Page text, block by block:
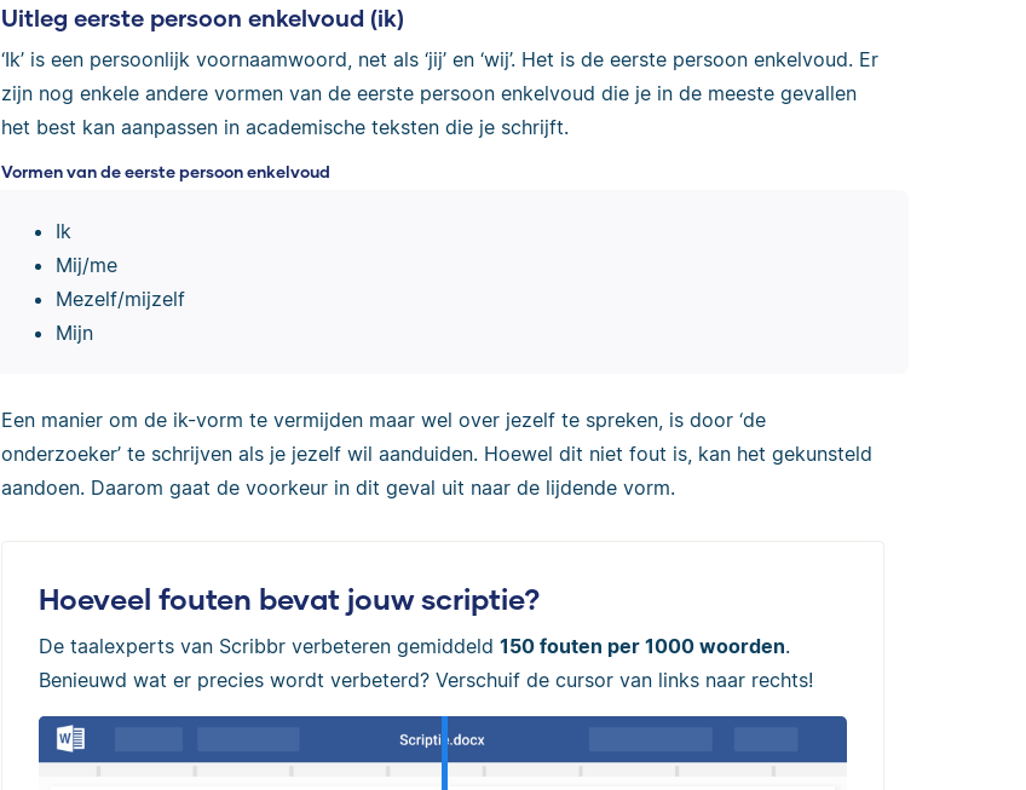
Uitleg eerste persoon enkelvoud (ik)
‘Ik’ is een persoonlijk voornaamwoord, net als ‘jij’ en ‘wij’. Het is de eerste persoon enkelvoud. Er
zijn nog enkele andere vormen van de eerste persoon enkelvoud die je in de meeste gevallen
het best kan aanpassen in academische teksten die je schrijft.
Vormen van de eerste persoon enkelvoud
Ik
Mij/me
Mezelf/mijzelf
Mijn
Een manier om de ik-vorm te vermijden maar wel over jezelf te spreken, is door ‘de
onderzoeker’ te schrijven als je jezelf wil aanduiden. Hoewel dit niet fout is, kan het gekunsteld
aandoen. Daarom gaat de voorkeur in dit geval uit naar de lijdende vorm.
Hoeveel fouten bevat jouw scriptie?
De taalexperts van Scribbr verbeteren gemiddeld 150 fouten per 1000 woorden.
Benieuwd wat er precies wordt verbeterd? Verschuif de cursor van links naar rechts!